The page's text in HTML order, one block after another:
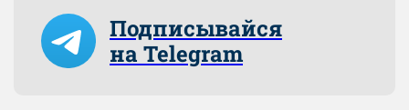
Подписывайся
на Telegram